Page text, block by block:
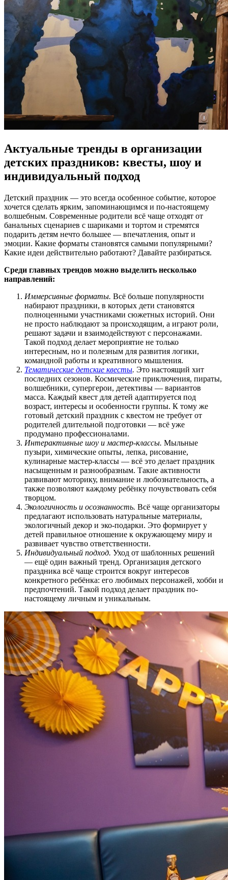
Актуальные тренды в организации
детских праздников: квесты, шоу и
индивидуальный подход
Детский праздник — это всегда особенное событие, которое
хочется сделать ярким, запоминающимся и по-настоящему
волшебным. Современные родители всё чаще отходят от
банальных сценариев с шариками и тортом и стремятся
подарить детям нечто большее — впечатления, опыт и
эмоции. Какие форматы становятся самыми популярными?
Какие идеи действительно работают? Давайте разбираться.
Среди главных трендов можно выделить несколько
направлений:
Иммерсивные форматы. Всё больше популярности
набирают праздники, в которых дети становятся
полноценными участниками сюжетных историй. Они
не просто наблюдают за происходящим, а играют роли,
решают задачи и взаимодействуют с персонажами.
Такой подход делает мероприятие не только
интересным, но и полезным для развития логики,
командной работы и креативного мышления.
Тематические детские квесты. Это настоящий хит
последних сезонов. Космические приключения, пираты,
волшебники, супергерои, детективы — вариантов
масса. Каждый квест для детей адаптируется под
возраст, интересы и особенности группы. К тому же
готовый детский праздник с квестом не требует от
родителей длительной подготовки — всё уже
продумано профессионалами.
Интерактивные шоу и мастер-классы. Мыльные
пузыри, химические опыты, лепка, рисование,
кулинарные мастер-классы — всё это делает праздник
насыщенным и разнообразным. Такие активности
развивают моторику, внимание и любознательность, а
также позволяют каждому ребёнку почувствовать себя
творцом.
Экологичность и осознанность. Всё чаще организаторы
предлагают использовать натуральные материалы,
экологичный декор и эко-подарки. Это формирует у
детей правильное отношение к окружающему миру и
развивает чувство ответственности.
Индивидуальный подход. Уход от шаблонных решений
— ещё один важный тренд. Организация детского
праздника всё чаще строится вокруг интересов
конкретного ребёнка: его любимых персонажей, хобби и
предпочтений. Такой подход делает праздник по-
настоящему личным и уникальным.